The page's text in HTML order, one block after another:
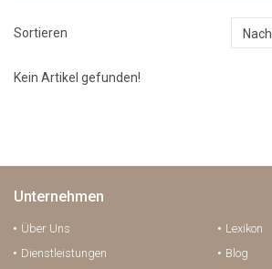
Sortieren
Kein Artikel gefunden!
Unternehmen
Über Uns
Dienstleistungen
Lexikon
Blog